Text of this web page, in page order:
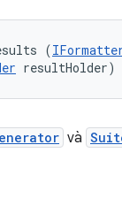
(
resultHolder)
và